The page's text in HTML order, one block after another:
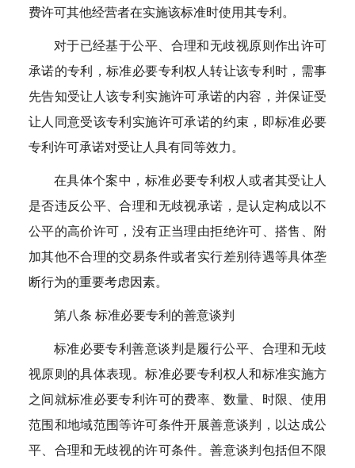
费许可其他经营者在实施该标准时使用其专利。
对于已经基于公平、合理和无歧视原则作出许可
承诺的专利，标准必要专利权人转让该专利时，需事
先告知受让人该专利实施许可承诺的内容，并保证受
让人同意受该专利实施许可承诺的约束，即标准必要
专利许可承诺对受让人具有同等效力。
在具体个案中，标准必要专利权人或者其受让人
是否违反公平、合理和无歧视承诺，是认定构成以不
公平的高价许可，没有正当理由拒绝许可、搭售、附
加其他不合理的交易条件或者实行差别待遇等具体垄
断行为的重要考虑因素。
第八条 标准必要专利的善意谈判
标准必要专利善意谈判是履行公平、合理和无歧
视原则的具体表现。标准必要专利权人和标准实施方
之间就标准必要专利许可的费率、数量、时限、使用
范围和地域范围等许可条件开展善意谈判，以达成公
平、合理和无歧视的许可条件。善意谈判包括但不限